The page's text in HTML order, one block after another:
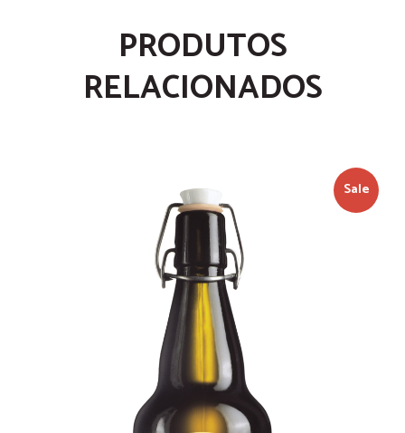
PRODUTOS
RELACIONADOS
Sale